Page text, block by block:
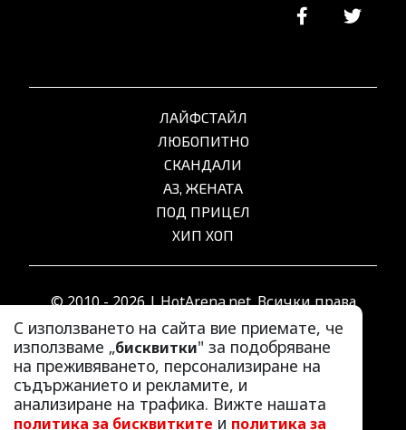
С използването на сайта вие приемате, че
използваме „бисквитки" за подобряване
на преживяването, персонализиране на
съдържанието и рекламите, и
анализиране на трафика. Вижте нашата
политика за бисквитките и политика за
ЛАЙФСТАЙЛ
ЛЮБОПИТНО
СКАНДАЛИ
АЗ, ЖЕНАТА
ПОД ПРИЦЕЛ
ХИП ХОП
© 2010 - 2026 | HotArena.net. Всички права
запазени.
РЕКЛАМА
КОНТАКТИ
ОБЩИ УСЛОВИЯ